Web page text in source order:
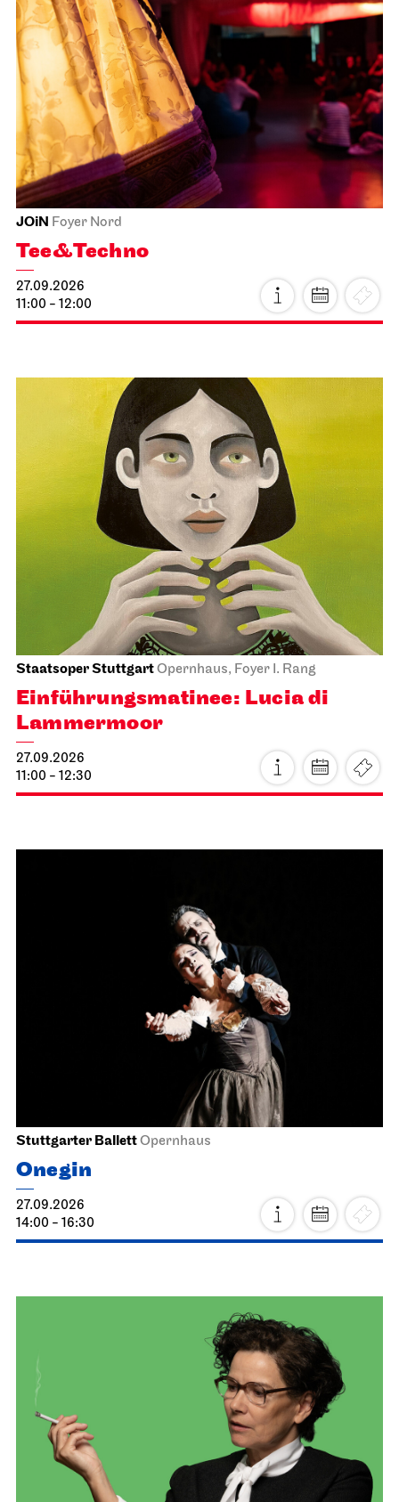
JOiN Foyer Nord
Tee&Techno
27.09.2026
11:00 - 12:00
Staatsoper StuttgartOpernhaus, Foyer I. Rang
Einführungs­matinee: Lucia di
Lammermoor
27.09.2026
11:00 - 12:30
Stuttgarter BallettOpernhaus
Onegin
27.09.2026
14:00 - 16:30